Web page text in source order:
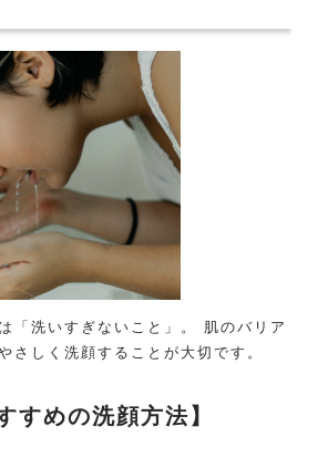
「洗いすぎないこと」。 肌のバリア
さしく洗顔することが大切です。
すめの洗顔方法】